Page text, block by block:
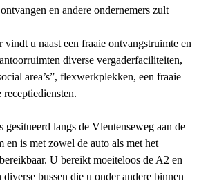
en andere ondernemers zult
vindt u naast een fraaie ontvangstruimte en
diverse vergaderfaciliteiten,
area’s”, flexwerkplekken, een fraaie
gesitueerd langs de Vleutenseweg aan de
en is met zowel de auto als met het
U bereikt moeiteloos de A2 en
bussen die u onder andere binnen